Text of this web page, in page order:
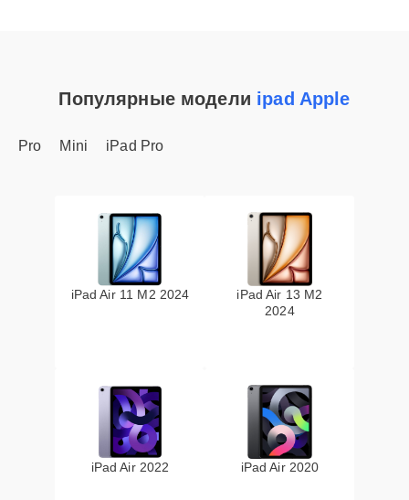
Популярные модели ipad Apple
Pro Mini iPad Pro
iPad Air 11 M2 2024
iPad Air 13 M2
2024
iPad Air 2022 iPad Air 2020